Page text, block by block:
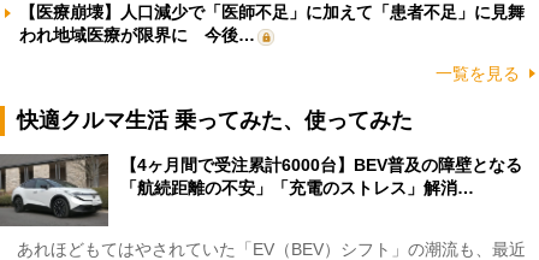
【医療崩壊】人口減少で「医師不足」に加えて「患者不足」に見舞
われ地域医療が限界に 今後…
一覧を見る
快適クルマ生活 乗ってみた、使ってみた
【4ヶ月間で受注累計6000台】BEV普及の障壁となる
「航続距離の不安」「充電のストレス」解消…
あれほどもてはやされていた「EV（BEV）シフト」の潮流も、最近